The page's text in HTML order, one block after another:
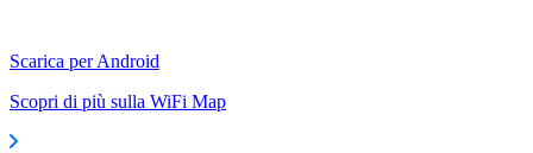
Scarica per Android
Scopri di più sulla WiFi Map